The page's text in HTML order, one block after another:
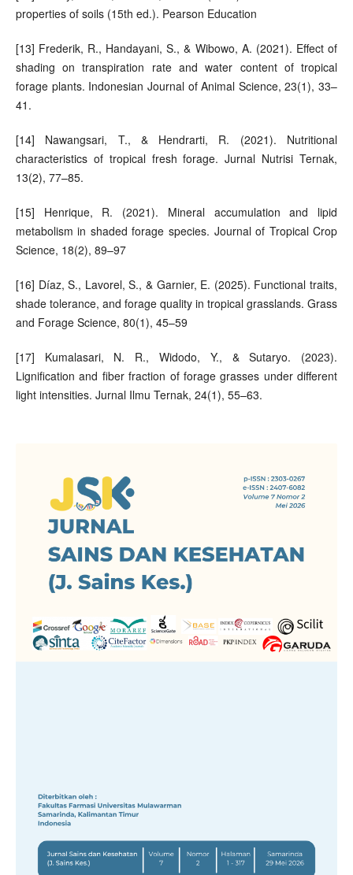
properties of soils (15th ed.). Pearson Education
[13] Frederik, R., Handayani, S., & Wibowo, A. (2021). Effect of
shading on transpiration rate and water content of tropical
forage plants. Indonesian Journal of Animal Science, 23(1), 33–
41.
[14] Nawangsari, T., & Hendrarti, R. (2021). Nutritional
characteristics of tropical fresh forage. Jurnal Nutrisi Ternak,
13(2), 77–85.
[15] Henrique, R. (2021). Mineral accumulation and lipid
metabolism in shaded forage species. Journal of Tropical Crop
Science, 18(2), 89–97
[16] Díaz, S., Lavorel, S., & Garnier, E. (2025). Functional traits,
shade tolerance, and forage quality in tropical grasslands. Grass
and Forage Science, 80(1), 45–59
[17] Kumalasari, N. R., Widodo, Y., & Sutaryo. (2023).
Lignification and fiber fraction of forage grasses under different
light intensities. Jurnal Ilmu Ternak, 24(1), 55–63.